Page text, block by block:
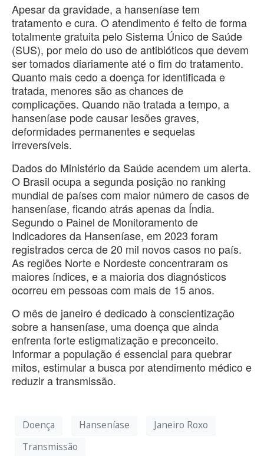
Apesar da gravidade, a hanseníase tem
tratamento e cura. O atendimento é feito de forma
totalmente gratuita pelo Sistema Único de Saúde
(SUS), por meio do uso de antibióticos que devem
ser tomados diariamente até o fim do tratamento.
Quanto mais cedo a doença for identificada e
tratada, menores são as chances de
complicações. Quando não tratada a tempo, a
hanseníase pode causar lesões graves,
deformidades permanentes e sequelas
irreversíveis.
Dados do Ministério da Saúde acendem um alerta.
O Brasil ocupa a segunda posição no ranking
mundial de países com maior número de casos de
hanseníase, ficando atrás apenas da Índia.
Segundo o Painel de Monitoramento de
Indicadores da Hanseníase, em 2023 foram
registrados cerca de 20 mil novos casos no país.
As regiões Norte e Nordeste concentraram os
maiores índices, e a maioria dos diagnósticos
ocorreu em pessoas com mais de 15 anos.
O mês de janeiro é dedicado à conscientização
sobre a hanseníase, uma doença que ainda
enfrenta forte estigmatização e preconceito.
Informar a população é essencial para quebrar
mitos, estimular a busca por atendimento médico e
reduzir a transmissão.
Doença Hanseníase
Janeiro Roxo
Transmissão